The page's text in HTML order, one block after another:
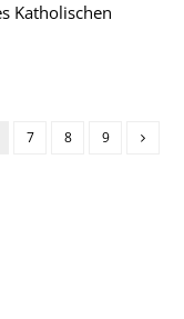
Katholischen
7 8 9